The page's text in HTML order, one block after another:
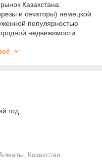
Казахстана.
и секаторы) немецкой
популярностью
недвижимости.
в городских
ножницы для
газона;
на
год
Казахстан